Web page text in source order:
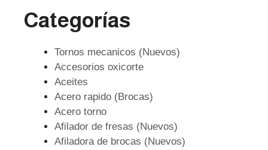
Categorías
Tornos mecanicos (Nuevos)
Accesorios oxicorte
Aceites
Acero rapido (Brocas)
Acero torno
Afilador de fresas (Nuevos)
Afiladora de brocas (Nuevos)